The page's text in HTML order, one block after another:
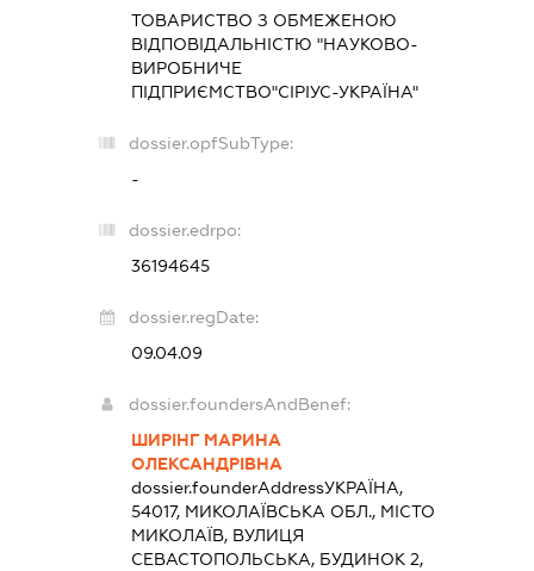
ТОВАРИСТВО З ОБМЕЖЕНОЮ
ВІДПОВІДАЛЬНІСТЮ "НАУКОВО-
ВИРОБНИЧЕ
ПІДПРИЄМСТВО"СІРІУС-УКРАЇНА"
dossier.opfSubType:
-
dossier.edrpo:
36194645
dossier.regDate:
09.04.09
dossier.foundersAndBenef:
ШИРІНГ МАРИНА
ОЛЕКСАНДРІВНА
dossier.founderAddressУКРАЇНА,
54017, МИКОЛАЇВСЬКА ОБЛ., МІСТО
МИКОЛАЇВ, ВУЛИЦЯ
СЕВАСТОПОЛЬСЬКА, БУДИНОК 2,